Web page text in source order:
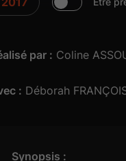
par : Coline
: Déborah
Synopsis :